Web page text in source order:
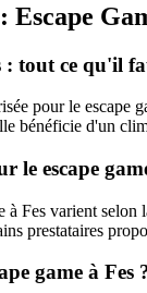
Escape
: tout ce qu'il
pour le escape
bénéficie d'un
le escape
à Fes varient
prestataires
game à Fes